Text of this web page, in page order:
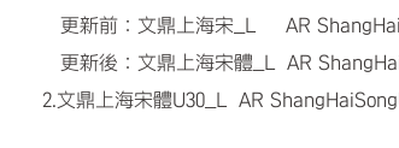
更新前：文鼎上海宋_L AR
更新後：文鼎上海宋體_L AR
2.文鼎上海宋體U30_L AR